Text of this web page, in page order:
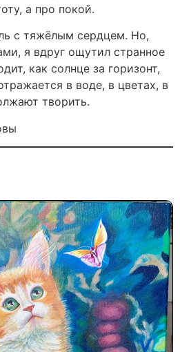
а про покой.
с тяжёлым сердцем. Но,
я вдруг ощутил странное
как солнце за горизонт,
в воде, в цветах, в
творить.